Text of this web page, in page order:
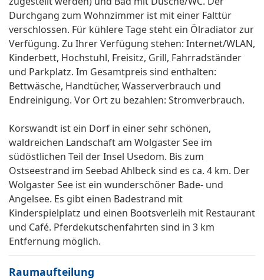
Durchgang zum Wohnzimmer ist mit einer Falttür
verschlossen. Für kühlere Tage steht ein Ölradiator zur
Verfügung. Zu Ihrer Verfügung stehen: Internet/WLAN,
Kinderbett, Hochstuhl, Freisitz, Grill, Fahrradständer
und Parkplatz. Im Gesamtpreis sind enthalten:
Bettwäsche, Handtücher, Wasserverbrauch und
Endreinigung. Vor Ort zu bezahlen: Stromverbrauch.
Korswandt ist ein Dorf in einer sehr schönen,
waldreichen Landschaft am Wolgaster See im
südöstlichen Teil der Insel Usedom. Bis zum
Ostseestrand im Seebad Ahlbeck sind es ca. 4 km. Der
Wolgaster See ist ein wunderschöner Bade- und
Angelsee. Es gibt einen Badestrand mit
Kinderspielplatz und einen Bootsverleih mit Restaurant
und Café. Pferdekutschenfahrten sind in 3 km
Entfernung möglich.
Raumaufteilung